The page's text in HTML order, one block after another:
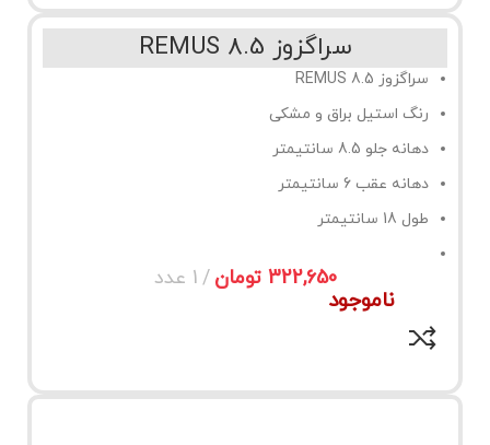
سراگزوز REMUS 8.5
سراگزوز REMUS 8.5
رنگ استیل براق و مشکی
دهانه جلو 8.5 سانتیمتر
دهانه عقب 6 سانتیمتر
طول 18 سانتیمتر
تومان
ناموجود